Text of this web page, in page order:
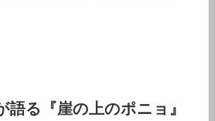
語る『崖の上のポニョ』